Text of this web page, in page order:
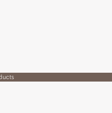
DESIGN